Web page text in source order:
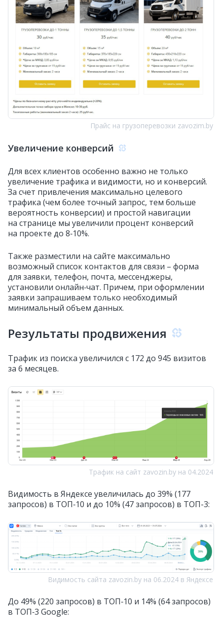
Прайс на грузоперевозки zavozim.by
Увеличение конверсий
Для всех клиентов особенно важно не только
увеличение трафика и видимости, но и конверсий.
За счет привлечения максимально целевого
трафика (чем более точный запрос, тем больше
вероятность конверсии) и простой навигации
на странице мы увеличили процент конверсий
на проекте до 8‑10%.
Также разместили на сайте максимально
возможный список контактов для связи – форма
для заявки, телефон, почта, мессенджеры,
установили онлайн‑чат. Причем, при оформлении
заявки запрашиваем только необходимый
минимальный объем данных.
Результаты продвижения
Трафик из поиска увеличился с 172 до 945 визитов
за 6 месяцев.
Трафик на сайт zavozin.by на 04.2024
Видимость в Яндексе увеличилась до 39% (177
запросов) в ТОП‑10 и до 10% (47 запросов) в ТОП-3:
Видимость сайта zavozin.by на 06.2024 в Яндексе
До 49% (220 запросов) в ТОП‑10 и 14% (64 запросов)
в ТОП‑3 Google: